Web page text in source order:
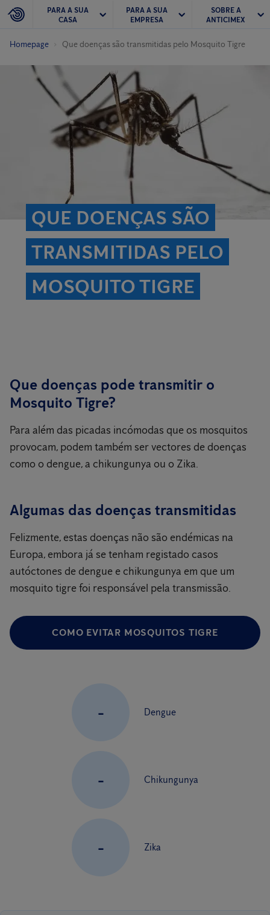
PARA A SUA
CASA
PARA A SUA
EMPRESA
SOBRE A
ANTICIMEX
Homepage Que doenças são transmitidas pelo Mosquito Tigre
QUE DOENÇAS SÃO
TRANSMITIDAS PELO
MOSQUITO TIGRE
Que doenças pode transmitir o
Mosquito Tigre?
Para além das picadas incómodas que os mosquitos
provocam, podem também ser vectores de doenças
como o dengue, a chikungunya ou o Zika.
Algumas das doenças transmitidas
Felizmente, estas doenças não são endémicas na
Europa, embora já se tenham registado casos
autóctones de dengue e chikungunya em que um
mosquito tigre foi responsável pela transmissão.
COMO EVITAR MOSQUITOS TIGRE
- Dengue
- Chikungunya
- Zika